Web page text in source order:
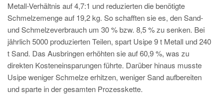
Metall-Verhältnis auf 4,7:1 und reduzierten die benötigte
Schmelzemenge auf 19,2 kg. So schafften sie es, den Sand-
und Schmelzeverbrauch um 30 % bzw. 8,5 % zu senken. Bei
jährlich 5000 produzierten Teilen, spart Usipe 9 t Metall und 240
t Sand. Das Ausbringen erhöhten sie auf 60,9 %, was zu
direkten Kosteneinsparungen führte. Darüber hinaus musste
Usipe weniger Schmelze erhitzen, weniger Sand aufbereiten
und sparte in der gesamten Prozesskette.